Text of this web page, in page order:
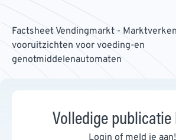
Factsheet Vendingmarkt -
vooruitzichten voor voeding-en
genotmiddelenautomaten
Volledige publicatie
Login of meld je aan!